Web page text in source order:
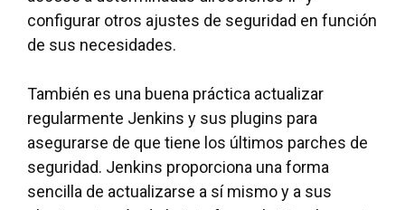
configurar otros ajustes de seguridad en función
de sus necesidades.
También es una buena práctica actualizar
regularmente Jenkins y sus plugins para
asegurarse de que tiene los últimos parches de
seguridad. Jenkins proporciona una forma
sencilla de actualizarse a sí mismo y a sus